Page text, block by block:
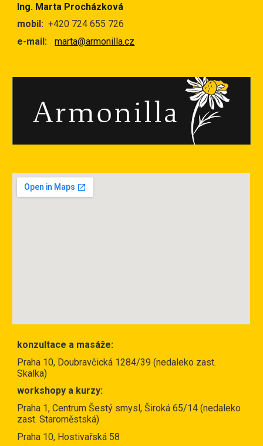
Ing. Marta Procházková
mobil:+420 724 655 726
e-mail:
marta@armonilla.cz
konzultace a masáže:
Praha 10, Doubravčická 1284/39 (nedaleko zast.
Skalka)
workshopy a kurzy:
Praha 1, Centrum Šestý smysl, Široká 65/14 (nedaleko
zast. Staroměstská)
Praha 10, Hostivařská 58